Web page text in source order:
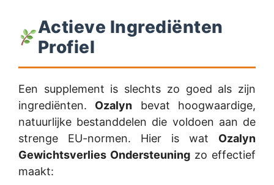
Actieve Ingrediënten
Profiel
Een supplement is slechts zo goed als zijn
ingrediënten. Ozalyn bevat hoogwaardige,
natuurlijke bestanddelen die voldoen aan de
strenge EU-normen. Hier is wat Ozalyn
Gewichtsverlies Ondersteuning zo effectief
maakt: